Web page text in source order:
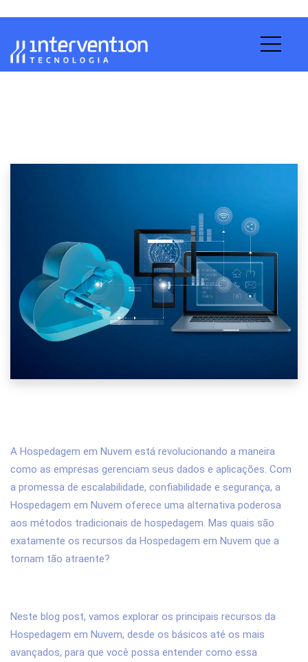
A Hospedagem em Nuvem está revolucionando a maneira
como as empresas gerenciam seus dados e aplicações. Com
a promessa de escalabilidade, confiabilidade e segurança, a
Hospedagem em Nuvem oferece uma alternativa poderosa
aos métodos tradicionais de hospedagem. Mas quais são
exatamente os recursos da Hospedagem em Nuvem que a
tornam tão atraente?
Neste blog post, vamos explorar os principais recursos da
Hospedagem em Nuvem, desde os básicos até os mais
avançados, para que você possa entender como essa